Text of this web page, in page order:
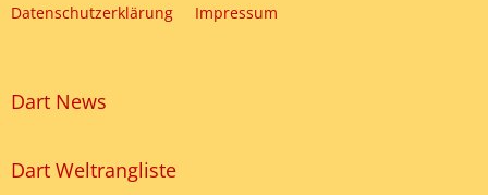
Datenschutzerklärung Impressum
Dart News
Dart Weltrangliste